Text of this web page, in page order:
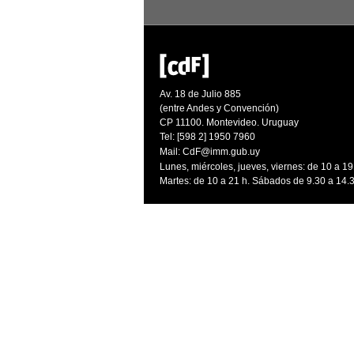
Av. 18 de Julio 885
(entre Andes y Convención)
CP 11100. Montevideo. Uruguay
Tel: [598 2] 1950 7960
Mail: CdF@imm.gub.uy
Lunes, miércoles, jueves, viernes: de 10 a
Martes: de 10 a 21 h. Sábados de 9.30 a